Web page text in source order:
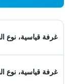
غرفة قياسية، نوع
غرفة قياسية، نوع